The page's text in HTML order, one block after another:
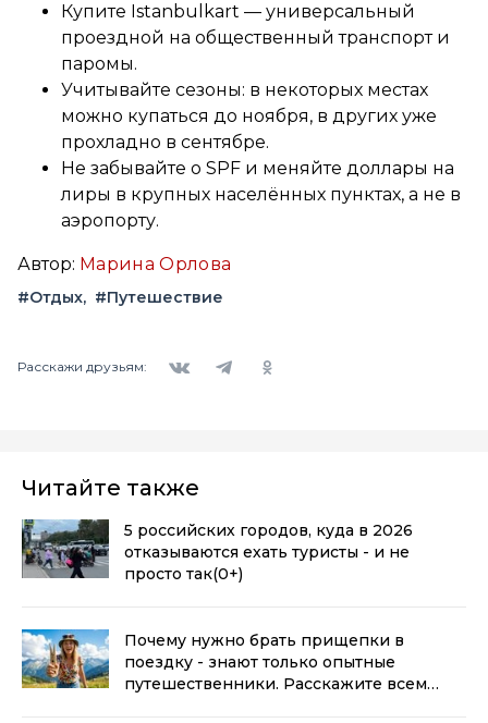
Купите Istanbulkart — универсальный
проездной на общественный транспорт и
паромы.
Учитывайте сезоны: в некоторых местах
можно купаться до ноября, в других уже
прохладно в сентябре.
Не забывайте о SPF и меняйте доллары на
лиры в крупных населённых пунктах, а не в
аэропорту.
Автор: Марина Орлова
#Отдых #Путешествие
Расскажи друзьям:
Читайте также
5 российских городов, куда в 2026
отказываются ехать туристы - и не
просто так(0+)
Почему нужно брать прищепки в
поездку - знают только опытные
путешественники. Расскажите всем